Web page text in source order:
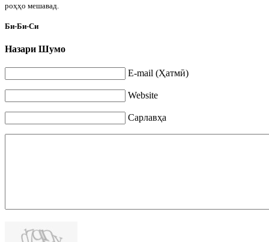
роҳҳо мешавад.
Би-Би-Си
Назари Шумо
E-mail (Ҳатмӣ)
Website
Сарлавҳа